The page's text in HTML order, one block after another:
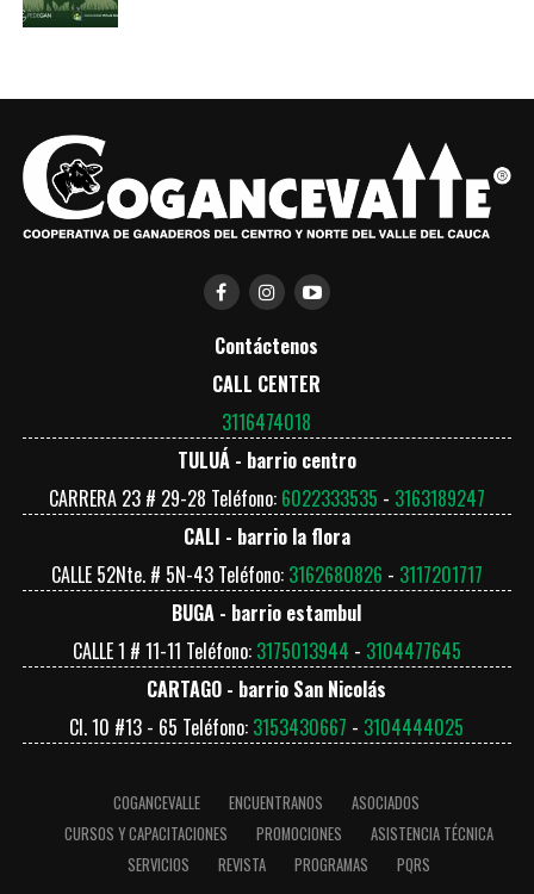
Brochure-Tanques-Agro_compressed-1 Descarga
Contáctenos
CALL CENTER
3116474018
TULUÁ - barrio centro
CARRERA 23 # 29-28 Teléfono: 6022333535 - 3163189247
CALI - barrio la flora
CALLE 52Nte. # 5N-43 Teléfono: 3162680826 - 3117201717
BUGA - barrio estambul
CALLE 1 # 11-11 Teléfono: 3175013944 - 3104477645
CARTAGO - barrio San Nicolás
Cl. 10 #13 - 65 Teléfono: 3153430667 - 3104444025
COGANCEVALLE ENCUENTRANOS
ASOCIADOS
CURSOS Y CAPACITACIONES
PROMOCIONES
ASISTENCIA TÉCNICA
SERVICIOS
REVISTA PROGRAMAS PQRS